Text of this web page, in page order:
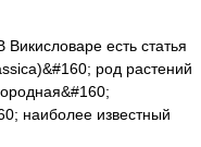
есть статья
род растений
наиболее известный